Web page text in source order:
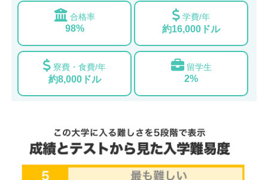
合格率
98%
学費/年
約16,000ドル
寮費・食費/年
約8,000ドル
留学生
2%